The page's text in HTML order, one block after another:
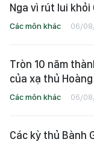
Nga vì rút lui
Các môn khác 06/
Tròn 10 năm
của xạ thủ
Các môn khác 06/
Các kỳ thủ Bành